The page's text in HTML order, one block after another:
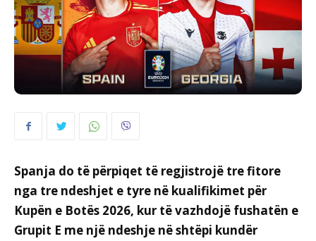
Spanja do të përpiqet të regjistrojë tre fitore
nga tre ndeshjet e tyre në kualifikimet për
Kupën e Botës 2026, kur të vazhdojë fushatën e
Grupit E me një ndeshje në shtëpi kundër